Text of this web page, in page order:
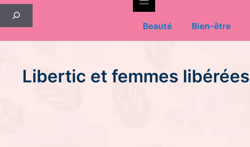
Beauté
Bien-être
Libertic et femmes